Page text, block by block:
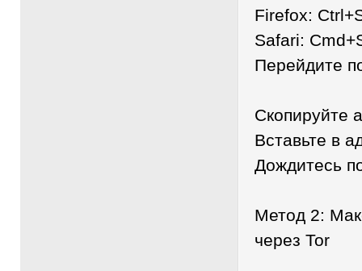
Firefox:
Safari:
Перейдите
Скопируйте
Вставьте в
Дождитесь
Метод 2:
через Tor